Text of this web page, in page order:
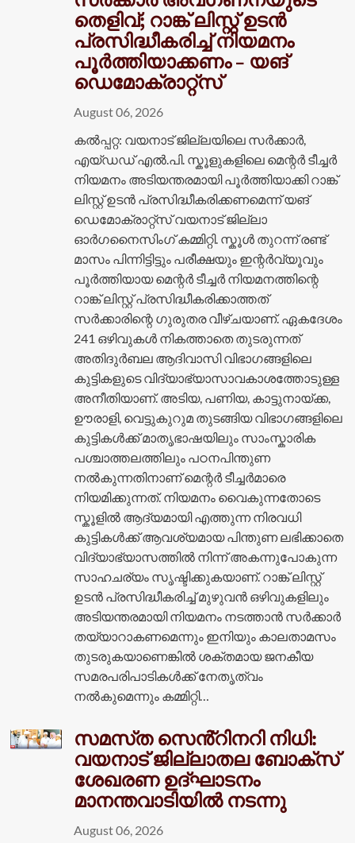
തെളിവ്; റാങ്ക് ലിസ്റ്റ് ഉടൻ
പ്രസിദ്ധീകരിച്ച് നിയമനം
പൂർത്തിയാക്കണം – യങ്
ഡെമോക്രാറ്റ്സ്
August 06, 2026
കൽപ്പറ്റ: വയനാട് ജില്ലയിലെ സർക്കാർ,
എയ്ഡഡ് എൽ.പി. സ്കൂളുകളിലെ മെന്റർ ടീച്ചർ
നിയമനം അടിയന്തരമായി പൂർത്തിയാക്കി റാങ്ക്
ലിസ്റ്റ് ഉടൻ പ്രസിദ്ധീകരിക്കണമെന്ന് യങ്
ഡെമോക്രാറ്റ്സ് വയനാട് ജില്ലാ
ഓർഗനൈസിംഗ് കമ്മിറ്റി. സ്കൂൾ തുറന്ന് രണ്ട്
മാസം പിന്നിട്ടിട്ടും പരീക്ഷയും ഇന്റർവ്യൂവും
പൂർത്തിയായ മെന്റർ ടീച്ചർ നിയമനത്തിന്റെ
റാങ്ക് ലിസ്റ്റ് പ്രസിദ്ധീകരിക്കാത്തത്
സർക്കാരിന്റെ ഗുരുതര വീഴ്ചയാണ്. ഏകദേശം
241 ഒഴിവുകൾ നികത്താതെ തുടരുന്നത്
അതിദുർബല ആദിവാസി വിഭാഗങ്ങളിലെ
കുട്ടികളുടെ വിദ്യാഭ്യാസാവകാശത്തോടുള്ള
അനീതിയാണ്. അടിയ, പണിയ, കാട്ടുനായ്ക്ക,
ഊരാളി, വെട്ടുകുറുമ തുടങ്ങിയ വിഭാഗങ്ങളിലെ
കുട്ടികൾക്ക് മാതൃഭാഷയിലും സാംസ്കാരിക
പശ്ചാത്തലത്തിലും പഠനപിന്തുണ
നൽകുന്നതിനാണ് മെന്റർ ടീച്ചർമാരെ
നിയമിക്കുന്നത്. നിയമനം വൈകുന്നതോടെ
സ്കൂളിൽ ആദ്യമായി എത്തുന്ന നിരവധി
കുട്ടികൾക്ക് ആവശ്യമായ പിന്തുണ ലഭിക്കാതെ
വിദ്യാഭ്യാസത്തിൽ നിന്ന് അകന്നുപോകുന്ന
സാഹചര്യം സൃഷ്ടിക്കുകയാണ്. റാങ്ക് ലിസ്റ്റ്
ഉടൻ പ്രസിദ്ധീകരിച്ച് മുഴുവൻ ഒഴിവുകളിലും
അടിയന്തരമായി നിയമനം നടത്താൻ സർക്കാർ
തയ്യാറാകണമെന്നും ഇനിയും കാലതാമസം
തുടരുകയാണെങ്കിൽ ശക്തമായ ജനകീയ
സമരപരിപാടികൾക്ക് നേതൃത്വം
നൽകുമെന്നും കമ്മിറ്റി…
സമസ്‌ത സെൻ്റിനറി നിധി:
വയനാട് ജില്ലാതല ബോക്സ്
ശേഖരണ ഉദ്ഘാടനം
മാനന്തവാടിയിൽ നടന്നു
August 06, 2026